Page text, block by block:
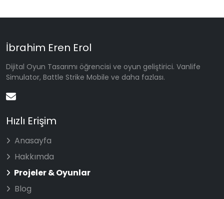
İbrahim Eren Erol
Dijital Oyun Tasarımı öğrencisi ve oyun geliştirici. Vanlife
Simulator, Battle Strike Mobile ve daha fazlası.
Hızlı Erişim
Anasayfa
Hakkımda
Projeler & Oyunlar
Blog